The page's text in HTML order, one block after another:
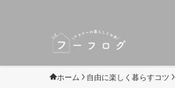
ホーム 自由に楽しく暮らすコツ